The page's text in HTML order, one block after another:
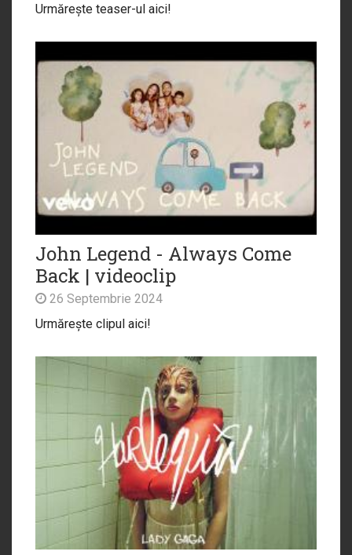
Urmărește teaser-ul aici!
John Legend - Always Come
Back | videoclip
26 Septembrie 2024
Urmărește clipul aici!